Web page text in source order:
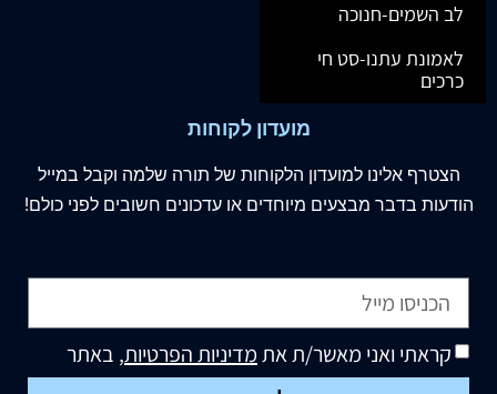
לב השמים-חנוכה
לאמונת עתנו-סט חי
כרכים
מועדון לקוחות
הצטרף אלינו למועדון הלקוחות של תורה שלמה וקבל במייל
הודעות בדבר מבצעים מיוחדים או עדכונים חשובים לפני כולם!
קראתי ואני מאשר/ת אתמדיניות הפרטיות, באתר